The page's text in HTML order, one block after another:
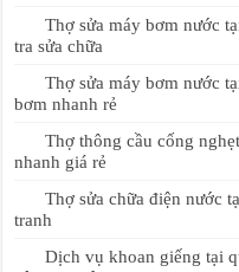
Thợ sửa máy bơm nước
tra sửa chữa
Thợ sửa máy bơm nước
bơm nhanh rẻ
Thợ thông cầu cống
nhanh giá rẻ
Thợ sửa chữa điện nước
tranh
Dịch vụ khoan giếng tại